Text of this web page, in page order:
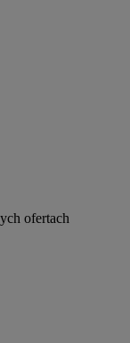
ofertach